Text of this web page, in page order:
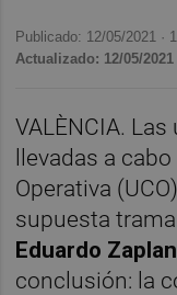
Publicado: 12/05/2021 ·
Actualizado: 12/05/2021
VALÈNCIA.
llevadas a
Operativa
supuesta
Eduardo
conclusión: la